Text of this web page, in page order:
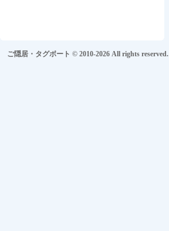
ご隠居・タグボート © 2010-2026 All rights reserved.